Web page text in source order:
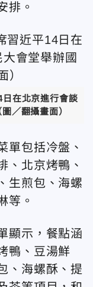
排。
在北京進行會談
／翻攝畫面）
單包括冷盤、
、北京烤鴨、
生煎包、海螺
等。
顯示，餐點涵
鴨、豆湯鮮
、海螺酥、提